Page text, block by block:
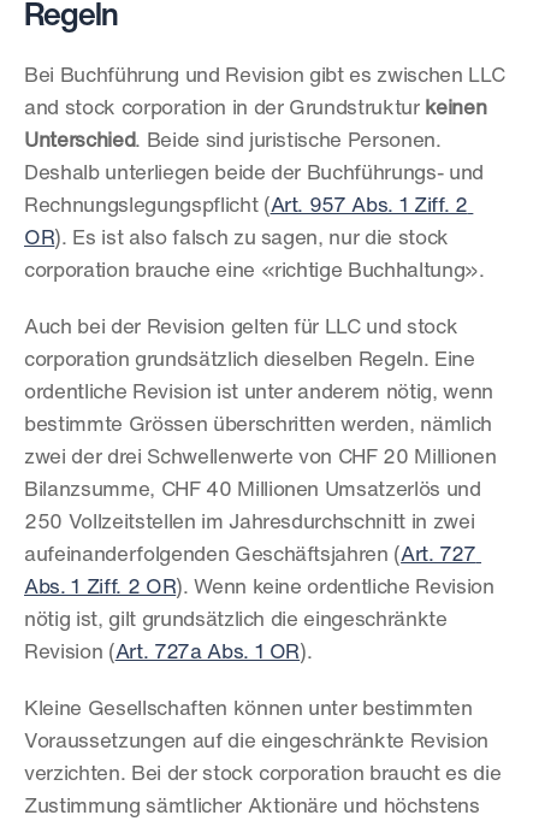
Regeln
Bei Buchführung und Revision gibt es zwischen LLC
and stock corporation in der Grundstruktur keinen
Unterschied. Beide sind juristische Personen.
Deshalb unterliegen beide der Buchführungs- und
Rechnungslegungspflicht (Art. 957 Abs. 1 Ziff. 2
OR). Es ist also falsch zu sagen, nur die stock
corporation brauche eine «richtige Buchhaltung».
Auch bei der Revision gelten für LLC und stock
corporation grundsätzlich dieselben Regeln. Eine
ordentliche Revision ist unter anderem nötig, wenn
bestimmte Grössen überschritten werden, nämlich
zwei der drei Schwellenwerte von CHF 20 Millionen
Bilanzsumme, CHF 40 Millionen Umsatzerlös und
250 Vollzeitstellen im Jahresdurchschnitt in zwei
aufeinanderfolgenden Geschäftsjahren (Art. 727
Abs. 1 Ziff. 2 OR). Wenn keine ordentliche Revision
nötig ist, gilt grundsätzlich die eingeschränkte
Revision (Art. 727a Abs. 1 OR).
Kleine Gesellschaften können unter bestimmten
Voraussetzungen auf die eingeschränkte Revision
verzichten. Bei der stock corporation braucht es die
Zustimmung sämtlicher Aktionäre und höchstens